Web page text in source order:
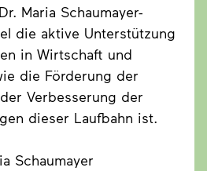
Maria Schaumayer-
die aktive Unterstützung
in Wirtschaft und
die Förderung der
Verbesserung der
dieser Laufbahn ist.
Schaumayer